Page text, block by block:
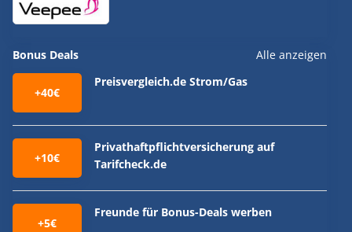
Bonus Deals Alle anzeigen
+40€
Preisvergleich.de Strom/Gas
+10€
Privathaftpflichtversicherung auf
Tarifcheck.de
+5€
Freunde für Bonus-Deals werben